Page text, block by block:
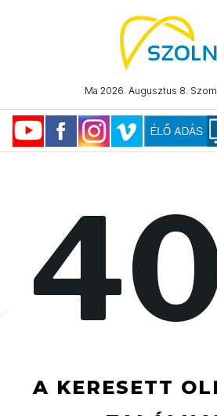
Ma 2026. Augusztus 8.
A KERESETT